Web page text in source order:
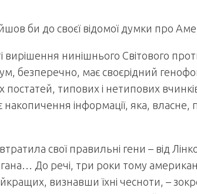
би до своєї відомої думки про
нинішнього Світового
безперечно, має своєрідний
постатей, типових і нетипових
накопичення інформації, яка, власне,
свої правильні гени – від
До речі, три роки тому
визнавши їхні чесноти, –